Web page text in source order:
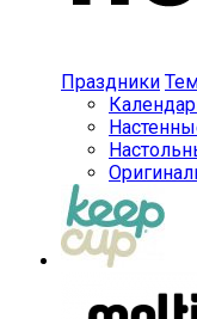
Праздники